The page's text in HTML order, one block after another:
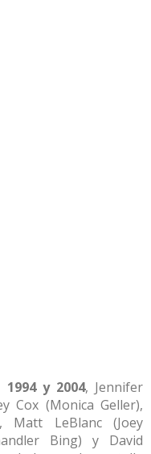
y 2004, Jennifer
Cox (Monica Geller),
Matt LeBlanc (Joey
Bing) y David